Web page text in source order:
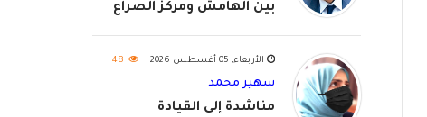
بين الهامش ومركز الصراع
الأربعاء, 05 أغسطس 2026 48
سهير محمد
مناشدة إلى القيادة